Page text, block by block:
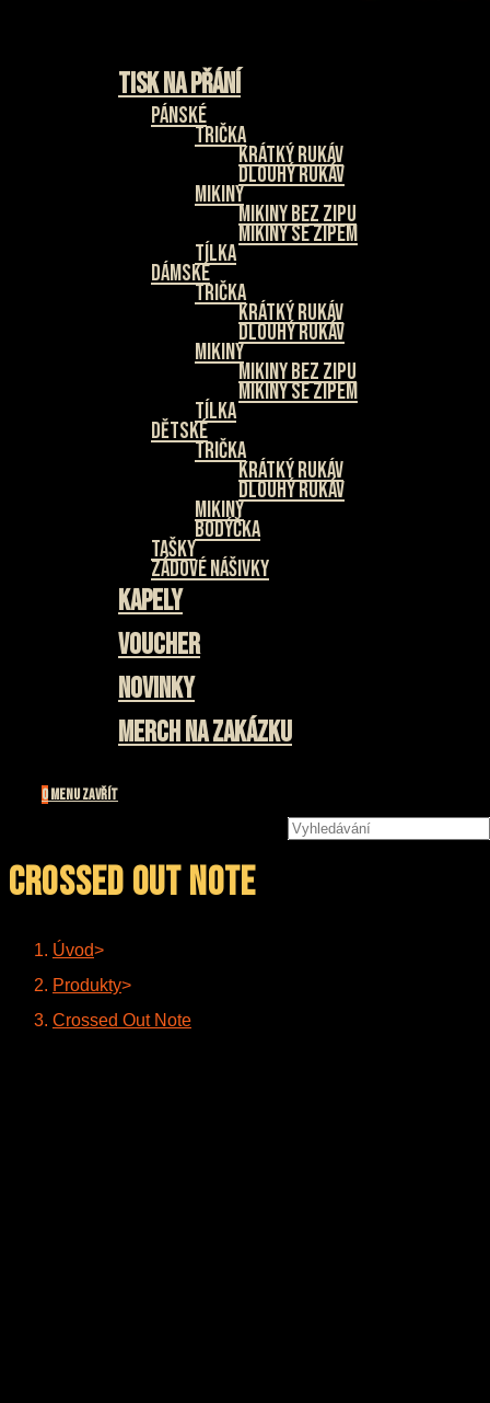
Tisk na přání
Pánské
Trička
Krátký rukáv
Dlouhý rukáv
Mikiny
Mikiny bez zipu
Mikiny se zipem
Tílka
Dámské
Trička
Krátký rukáv
Dlouhý rukáv
Mikiny
Mikiny bez zipu
Mikiny se zipem
Tílka
Dětské
Trička
Krátký rukáv
Dlouhý rukáv
Mikiny
Bodýčka
Tašky
Zádové nášivky
Kapely
Voucher
Novinky
Merch na zakázku
0MenuZavřít
Hledat
na
Crossed Out Note
Úvod>
Produkty>
Crossed Out Note